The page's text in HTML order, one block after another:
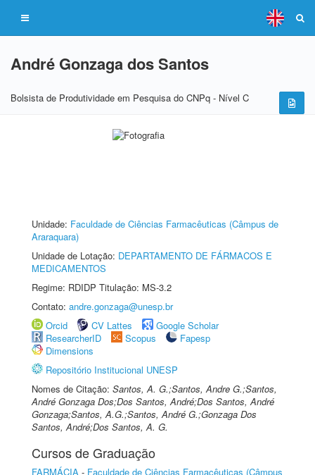
André Gonzaga dos Santos
Bolsista de Produtividade em Pesquisa do CNPq - Nível C
Unidade: Faculdade de Ciências Farmacêuticas (Câmpus de
Araraquara)
Unidade de Lotação: DEPARTAMENTO DE FÁRMACOS E
MEDICAMENTOS
Regime: RDIDP Titulação: MS-3.2
Contato: andre.gonzaga@unesp.br
Orcid
CV Lattes
Google Scholar
ResearcherID
Scopus
Fapesp
Dimensions
Repositório Institucional UNESP
Nomes de Citação: Santos, A. G.;Santos, Andre G.;Santos,
André Gonzaga Dos;Dos Santos, André;Dos Santos, André
Gonzaga;Santos, A.G.;Santos, André G.;Gonzaga Dos
Santos, André;Dos Santos, A. G.
Cursos de Graduação
FARMÁCIA - Faculdade de Ciências Farmacêuticas (Câmpus